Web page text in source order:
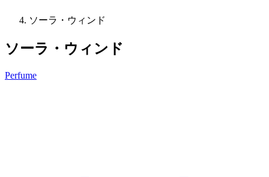
ソーラ・ウィンド
ソーラ・ウィンド
Perfume